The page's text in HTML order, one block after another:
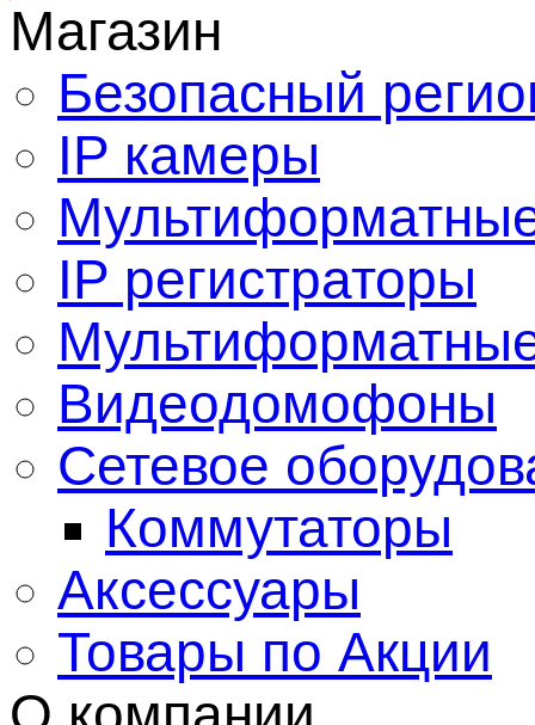
Магазин
Безопасный
IP камеры
IP регистраторы
Видеодомофоны
Сетевое
Коммутаторы
Аксессуары
Товары по Акции